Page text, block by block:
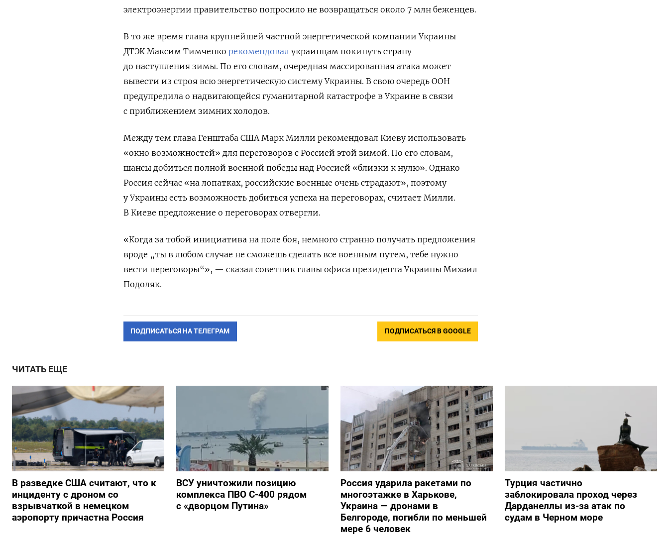
электроэнергии правительство попросило не возвращаться около 7 млн беженцев.
В то же время глава крупнейшей частной энергетической компании Украины
ДТЭК Максим Тимченко рекомендовал украинцам покинуть страну
до наступления зимы. По его словам, очередная массированная атака может
вывести из строя всю энергетическую систему Украины. В свою очередь ООН
предупредила о надвигающейся гуманитарной катастрофе в Украине в связи
с приближением зимних холодов.
Между тем глава Генштаба США Марк Милли рекомендовал Киеву использовать
«окно возможностей» для переговоров с Россией этой зимой. По его словам,
шансы добиться полной военной победы над Россией «близки к нулю». Однако
Россия сейчас «на лопатках, российские военные очень страдают», поэтому
у Украины есть возможность добиться успеха на переговорах, считает Милли.
В Киеве предложение о переговорах отвергли.
«Когда за тобой инициатива на поле боя, немного странно получать предложения
вроде „ты в любом случае не сможешь сделать все военным путем, тебе нужно
вести переговоры“», — сказал советник главы офиса президента Украины Михаил
Подоляк.
ПОДПИСАТЬСЯ НА ТЕЛЕГРАМ ПОДПИСАТЬСЯ В GOOGLE
ЧИТАТЬ ЕЩЕ
В разведке США считают, что к
инциденту с дроном со
взрывчаткой в немецком
аэропорту причастна Россия
ВСУ уничтожили позицию
комплекса ПВО С-400 рядом
с «дворцом Путина»
Россия ударила ракетами по
многоэтажке в Харькове,
Украина — дронами в
Белгороде, погибли по меньшей
мере 6 человек
Турция частично
заблокировала проход через
Дарданеллы из-за атак по
судам в Черном море